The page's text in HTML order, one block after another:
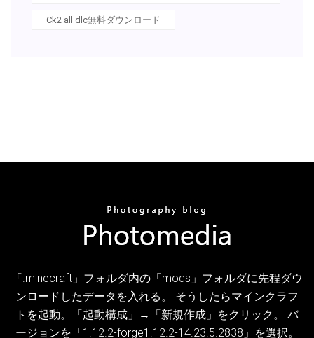
Ck2 all dlc無料ダウンロード
「.minecraft」フォルダ内の「mods」フォルダに先程ダウ
ンロードしたデータを入れる。 そうしたらマインクラフ
トを起動。「起動構成」→「新規作成」をクリック。 バ
ージョンを「1.12.2-forge1.12.2-14.23.5.2838」を選択。